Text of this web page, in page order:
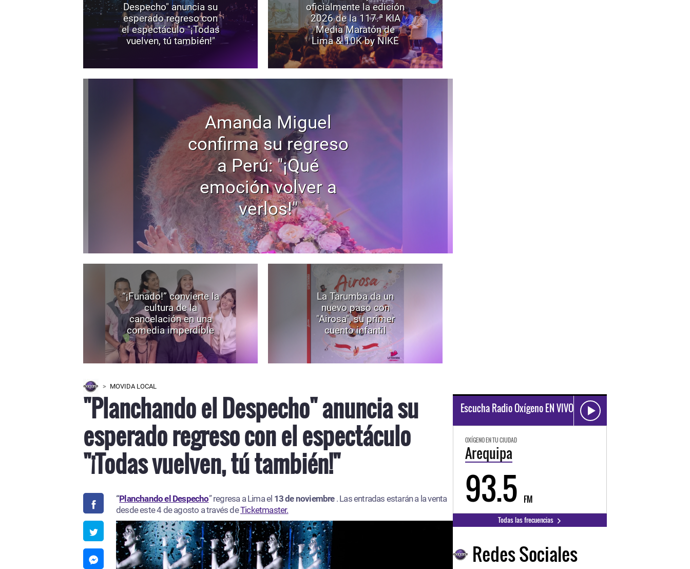
Despecho" anuncia su
esperado regreso con
el espectáculo "¡Todas
vuelven, tú también!"
oficialmente la edición
2026 de la 117.ª KIA
Media Maratón de
Lima & 10K by NIKE
Amanda Miguel
confirma su regreso
a Perú: "¡Qué
emoción volver a
verlos!"
“¡Funado!” convierte la
cultura de la
cancelación en una
comedia imperdible
La Tarumba da un
nuevo paso con
"Airosa", su primer
cuento infantil
MOVIDA LOCAL
"Planchando el Despecho" anuncia su
esperado regreso con el espectáculo
"¡Todas vuelven, tú también!"
“Planchando el Despecho” regresa a Lima el 13 de noviembre . Las entradas estarán a la venta
desde este 4 de agosto a través deTicketmaster.
Escucha Radio Oxígeno EN VIVO
OXÍGENO EN TU CIUDAD
Arequipa
93.5 FM
Todas las frecuencias
Redes Sociales